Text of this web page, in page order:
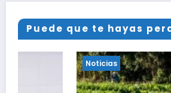
Puede que te hayas